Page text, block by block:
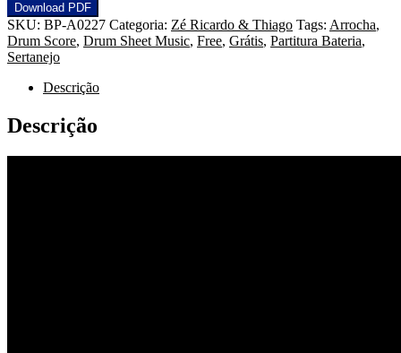
Download PDF
SKU: BP-A0227 Categoria: Zé Ricardo & Thiago Tags: Arrocha,
Drum Score, Drum Sheet Music, Free, Grátis, Partitura Bateria,
Sertanejo
Descrição
Descrição